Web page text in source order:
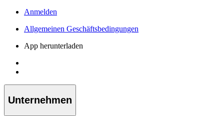
Anmelden
Allgemeinen Geschäftsbedingungen
App herunterladen
Unternehmen